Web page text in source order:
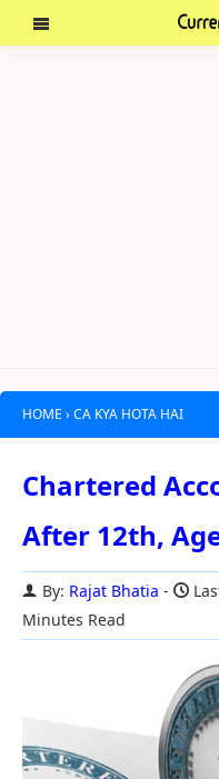
HOME › CA KYA HOTA HAI
Chartered
After 12th,
By: Rajat Bhatia
Minutes Read